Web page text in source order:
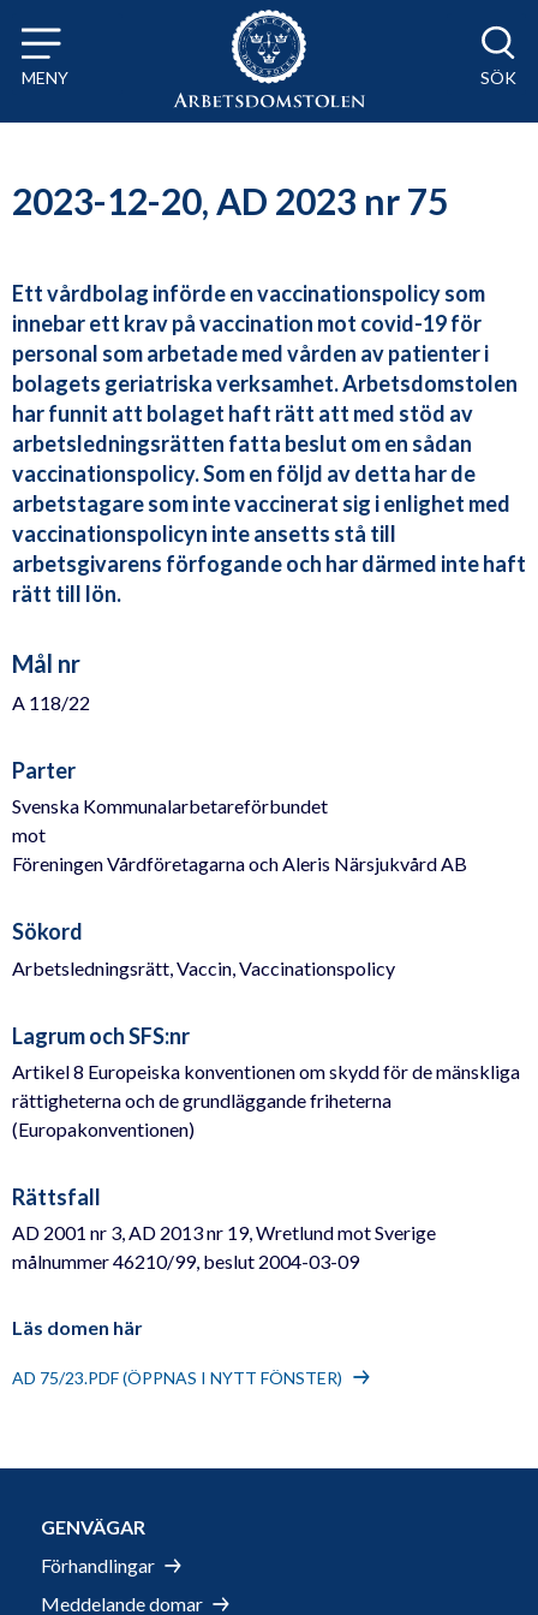
Till innehåll på sidan x
MENY SÖK
2023-12-20, AD 2023 nr 75
Ett vårdbolag införde en vaccinationspolicy som
innebar ett krav på vaccination mot covid-19 för
personal som arbetade med vården av patienter i
bolagets geriatriska verksamhet. Arbetsdomstolen
har funnit att bolaget haft rätt att med stöd av
arbetsledningsrätten fatta beslut om en sådan
vaccinationspolicy. Som en följd av detta har de
arbetstagare som inte vaccinerat sig i enlighet med
vaccinationspolicyn inte ansetts stå till
arbetsgivarens förfogande och har därmed inte haft
rätt till lön.
Mål nr
A 118/22
Parter
Svenska Kommunalarbetareförbundet
mot
Föreningen Vårdföretagarna och Aleris Närsjukvård AB
Sökord
Arbetsledningsrätt, Vaccin, Vaccinationspolicy
Lagrum och SFS:nr
Artikel 8 Europeiska konventionen om skydd för de mänskliga
rättigheterna och de grundläggande friheterna
(Europakonventionen)
Rättsfall
AD 2001 nr 3, AD 2013 nr 19, Wretlund mot Sverige
målnummer 46210/99, beslut 2004-03-09
Läs domen här
AD 75/23.PDF (ÖPPNAS I NYTT FÖNSTER)
GENVÄGAR
Förhandlingar
Meddelande domar